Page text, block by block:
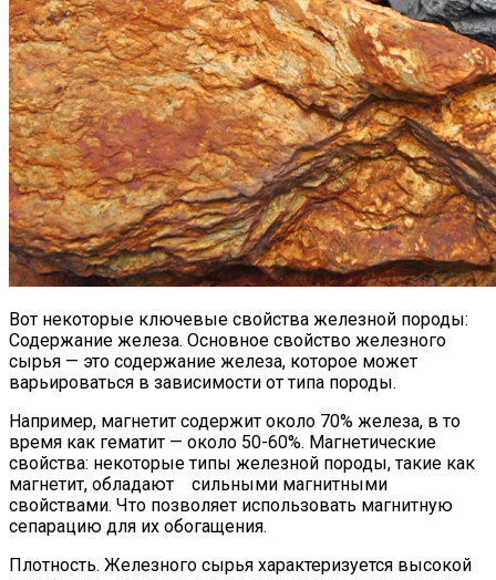
Вот некоторые ключевые свойства железной породы:
Содержание железа. Основное свойство железного
сырья — это содержание железа, которое может
варьироваться в зависимости от типа породы.
Например, магнетит содержит около 70% железа, в то
время как гематит — около 50-60%. Магнетические
свойства: некоторые типы железной породы, такие как
магнетит, обладают сильными магнитными
свойствами. Что позволяет использовать магнитную
сепарацию для их обогащения.
Плотность. Железного сырья характеризуется высокой